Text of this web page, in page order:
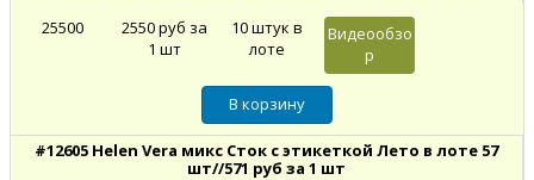
25500
2550 руб за
1 шт
10 штук в
лоте
Видеообзо
р
#12605 Helen Vera микс Сток с этикеткой Лето в лоте 57
шт//571 руб за 1 шт